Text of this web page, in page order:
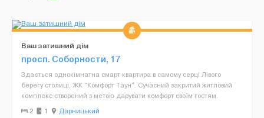
Ваш затишний дім
просп. Соборности, 17
Здається однокімнатна смарт квартира в самому серці Лівого
берегу столиці, ЖК "Комфорт Таун". Сучасний закритий житловий
комплекс створений з метою дарувати комфорт своїм гостям.
Велика територія доглянута, зелена та безпечна. Зат...
2 1 Дарницький